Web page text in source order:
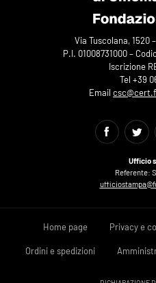
Via Tuscolana, 1520
P.I. 01008731000 –
Iscrizione
Tel +39
Email
Ufficio
Referente:
Home page Privacy e
Ordini e spedizioni